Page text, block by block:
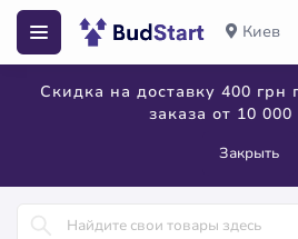
Киев
Скидка на доставку 400
заказа от 10 000
Закрыть